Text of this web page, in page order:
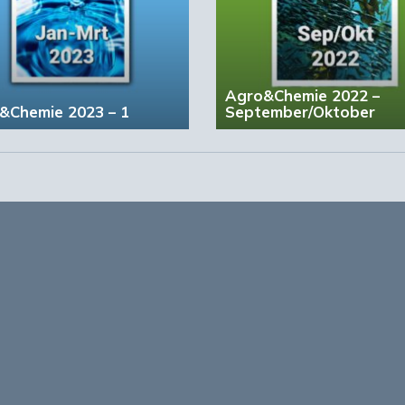
chemische industrie is er geen strategische
geen energietransitie en geen clean tech
Agency, Financial Times en Bloomberg.
en Nouryon Polymer Chemicals in de haven
2023 – 1
Agro&Chemie 2022 –
September/Oktober